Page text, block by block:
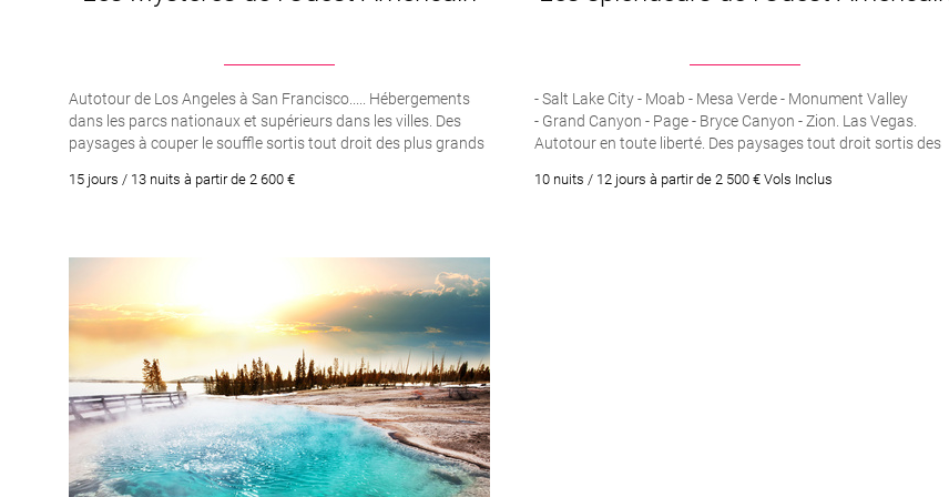
avec Voyages Couture.
Pour découvrir ce que Moab peut vous offrir, n’hésitez pas à nous consulter. Devis
Pour un voyage sur mesure auxÉtats-Unis, faites appel àVoyages Couture!
Autotour de Los Angeles à San Francisco..... Hébergements
dans les parcs nationaux et supérieurs dans les villes. Des
paysages à couper le souffle sortis tout droit des plus grands
15 jours / 13 nuits à partir de 2 600 €
- Salt Lake City - Moab - Mesa Verde - Monument Valley
- Grand Canyon - Page - Bryce Canyon - Zion. Las Vegas.
Autotour en toute liberté. Des paysages tout droit sortis des
l’Ouest Américain
10 nuits / 12 jours à partir de 2 500 € Vols Inclus